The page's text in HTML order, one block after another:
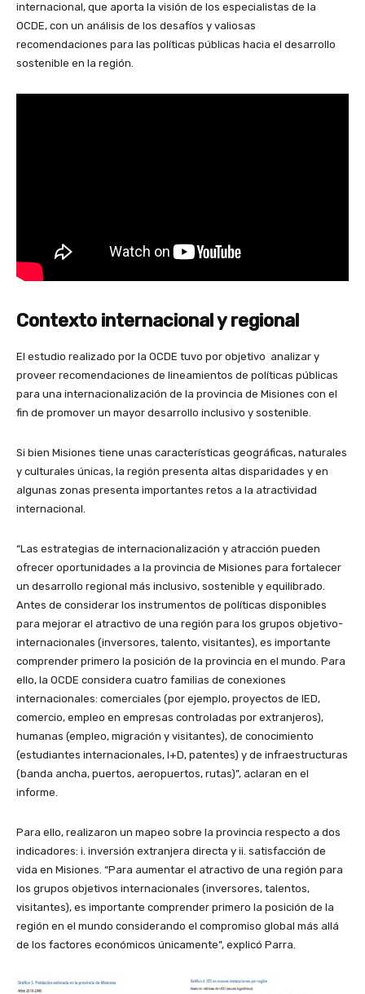
internacional, que aporta la visión de los especialistas de la
OCDE, con un análisis de los desafíos y valiosas
recomendaciones para las políticas públicas hacia el desarrollo
sostenible en la región.
Contexto internacional y regional
El estudio realizado por la OCDE tuvo por objetivo analizar y
proveer recomendaciones de lineamientos de políticas públicas
para una internacionalización de la provincia de Misiones con el
fin de promover un mayor desarrollo inclusivo y sostenible.
Si bien Misiones tiene unas características geográficas, naturales
y culturales únicas, la región presenta altas disparidades y en
algunas zonas presenta importantes retos a la atractividad
internacional.
“Las estrategias de internacionalización y atracción pueden
ofrecer oportunidades a la provincia de Misiones para fortalecer
un desarrollo regional más inclusivo, sostenible y equilibrado.
Antes de considerar los instrumentos de políticas disponibles
para mejorar el atractivo de una región para los grupos objetivo-
internacionales (inversores, talento, visitantes), es importante
comprender primero la posición de la provincia en el mundo. Para
ello, la OCDE considera cuatro familias de conexiones
internacionales: comerciales (por ejemplo, proyectos de IED,
comercio, empleo en empresas controladas por extranjeros),
humanas (empleo, migración y visitantes), de conocimiento
(estudiantes internacionales, I+D, patentes) y de infraestructuras
(banda ancha, puertos, aeropuertos, rutas)”, aclaran en el
informe.
Para ello, realizaron un mapeo sobre la provincia respecto a dos
indicadores: i. inversión extranjera directa y ii. satisfacción de
vida en Misiones. “Para aumentar el atractivo de una región para
los grupos objetivos internacionales (inversores, talentos,
visitantes), es importante comprender primero la posición de la
región en el mundo considerando el compromiso global más allá
de los factores económicos únicamente”, explicó Parra.